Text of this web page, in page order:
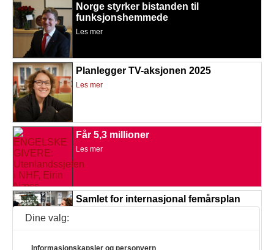
Norge styrker bistanden til
funksjonshemmede
Les mer
Planlegger TV-aksjonen 2025
Les mer
Får 5,3 millioner
Les mer
Samlet for internasjonal femårsplan
Dine valg:
Informasjonskapsler og personvern